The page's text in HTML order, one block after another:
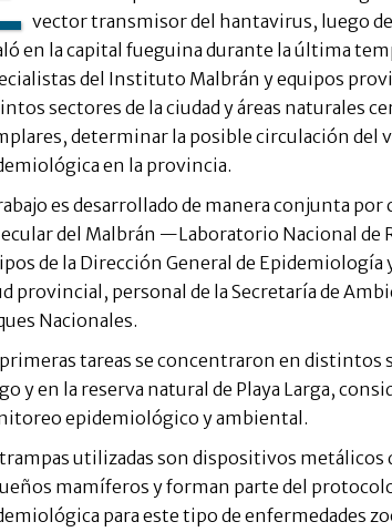
vector transmisor del hantavirus, luego
en la capital fueguina durante la última
del Instituto Malbrán y equipos
sectores de la ciudad y áreas naturales
determinar la posible circulación del
en la provincia.
es desarrollado de manera conjunta
del Malbrán —Laboratorio Nacional de
de la Dirección General de
provincial, personal de la Secretaría de
Nacionales.
primeras tareas se concentraron en distintos
y en la reserva natural de Playa Larga,
epidemiológico y ambiental.
utilizadas son dispositivos metálicos
mamíferos y forman parte del
para este tipo de enfermedades